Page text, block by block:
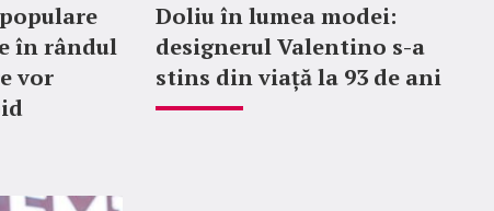
în rândul
vor
Doliu în lumea modei:
designerul Valentino s-a
stins din viață la 93 de ani